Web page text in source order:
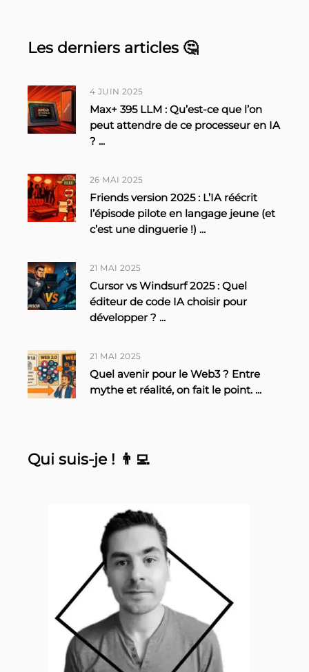
Les derniers articles 🤔
4 JUIN 2025
Max+ 395 LLM : Qu’est-ce que l’on
peut attendre de ce processeur en IA
? ...
26 MAI 2025
Friends version 2025 : L’IA réécrit
l’épisode pilote en langage jeune (et
c’est une dinguerie !) ...
21 MAI 2025
Cursor vs Windsurf 2025 : Quel
éditeur de code IA choisir pour
développer ? ...
21 MAI 2025
Quel avenir pour le Web3 ? Entre
mythe et réalité, on fait le point. ...
Qui suis-je ! 👨‍💻